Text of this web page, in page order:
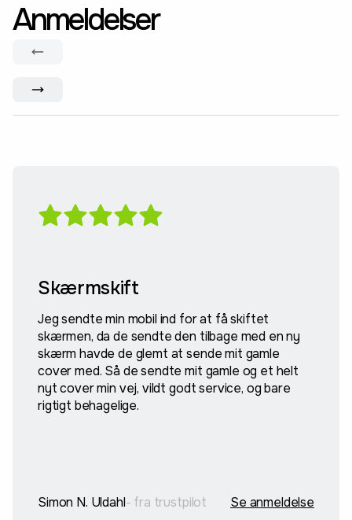
Anmeldelser
Skærmskift
Jeg sendte min mobil ind for at få skiftet
skærmen, da de sendte den tilbage med en ny
skærm havde de glemt at sende mit gamle
cover med. Så de sendte mit gamle og et helt
nyt cover min vej, vildt godt service, og bare
rigtigt behagelige.
Simon N. Uldahl- fra trustpilot Se anmeldelse